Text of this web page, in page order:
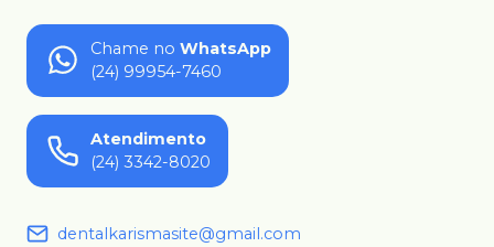
Chame no WhatsApp
(24) 99954-7460
Atendimento
(24) 3342-8020
dentalkarismasite@gmail.com